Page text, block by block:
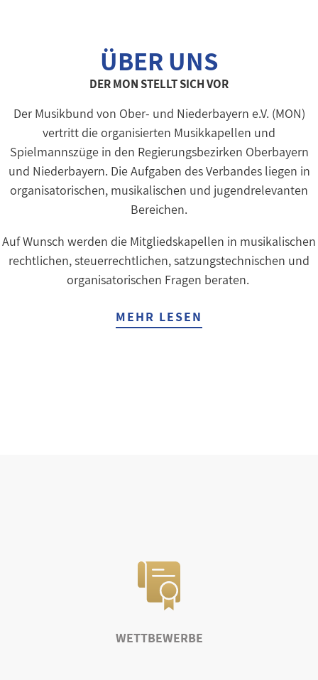
ÜBER UNS
DER MON STELLT SICH VOR
Der Musikbund von Ober- und Niederbayern e.V. (MON)
vertritt die organisierten Musikkapellen und
Spielmannszüge in den Regierungsbezirken Oberbayern
und Niederbayern. Die Aufgaben des Verbandes liegen in
organisatorischen, musikalischen und jugendrelevanten
Bereichen.
Auf Wunsch werden die Mitgliedskapellen in musikalischen
rechtlichen, steuerrechtlichen, satzungstechnischen und
organisatorischen Fragen beraten.
MEHR LESEN
WETTBEWERBE